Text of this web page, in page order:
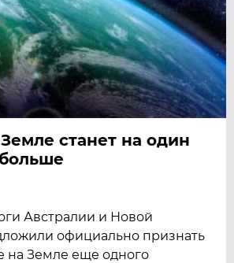
станет на один
Австралии и Новой
официально признать
на Земле еще одного